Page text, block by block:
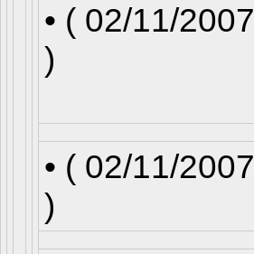
• ( 02/11/2007
)
• ( 02/11/2007
)